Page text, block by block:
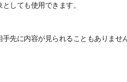
しても使用できます。
先に内容が見られることもありません